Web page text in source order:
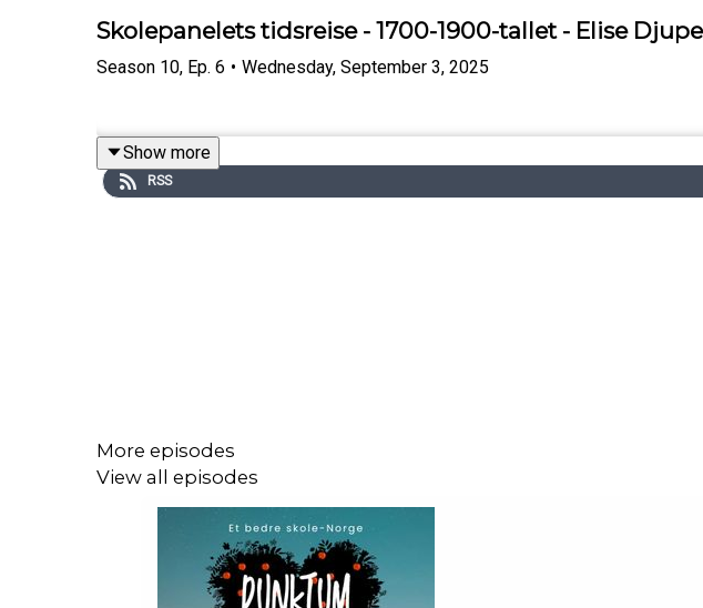
Skolepanelets tidsreise - 1700-1900-tallet - Elise
Season 10, Ep. 6 • Wednesday, September 3, 2025
Show more
RSS
More episodes
View all episodes